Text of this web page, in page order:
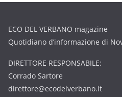
ECO DEL VERBANO magazine
Quotidiano d’informazione di
DIRETTORE RESPONSABILE:
Corrado Sartore
direttore@ecodelverbano.it